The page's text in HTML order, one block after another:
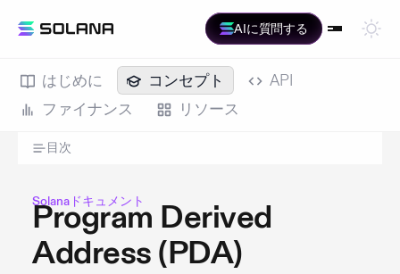
AIに質問する
はじめに コンセプト
API
ファイナンス
リソース
目次
Solanaドキュメント
Program Derived
Address (PDA)